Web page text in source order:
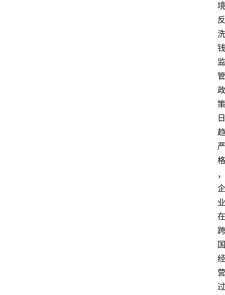
境
反
洗
钱
监
管
政
策
日
趋
严
格
，
企
业
在
跨
国
经
营
过